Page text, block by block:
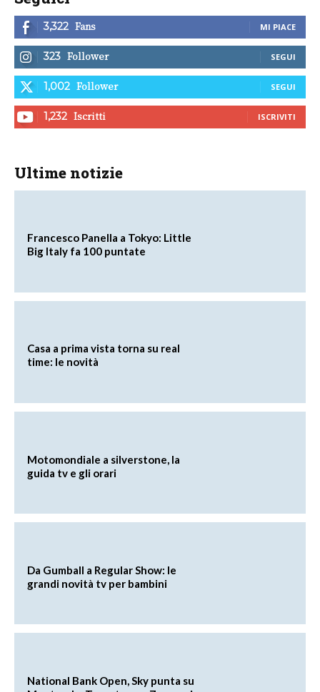
3,322 Fans MI PIACE
323 Follower SEGUI
1,002 Follower SEGUI
1,232 Iscritti ISCRIVITI
Ultime notizie
Francesco Panella a Tokyo: Little
Big Italy fa 100 puntate
Casa a prima vista torna su real
time: le novità
Motomondiale a silverstone, la
guida tv e gli orari
Da Gumball a Regular Show: le
grandi novità tv per bambini
National Bank Open, Sky punta su